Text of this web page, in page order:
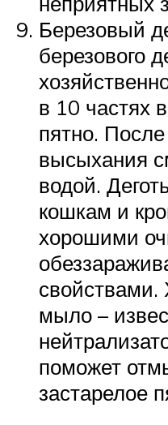
Березовый
березового
в 10 частях
пятно.
высыхания
водой.
кошкам и
хорошими
свойствами.
мыло –
поможет
застарелое